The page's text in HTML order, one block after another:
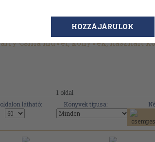
Csilla művei, könyvek, használt
1 oldal
látható: Könyvek típusa:
HOZZÁJÁRULOK